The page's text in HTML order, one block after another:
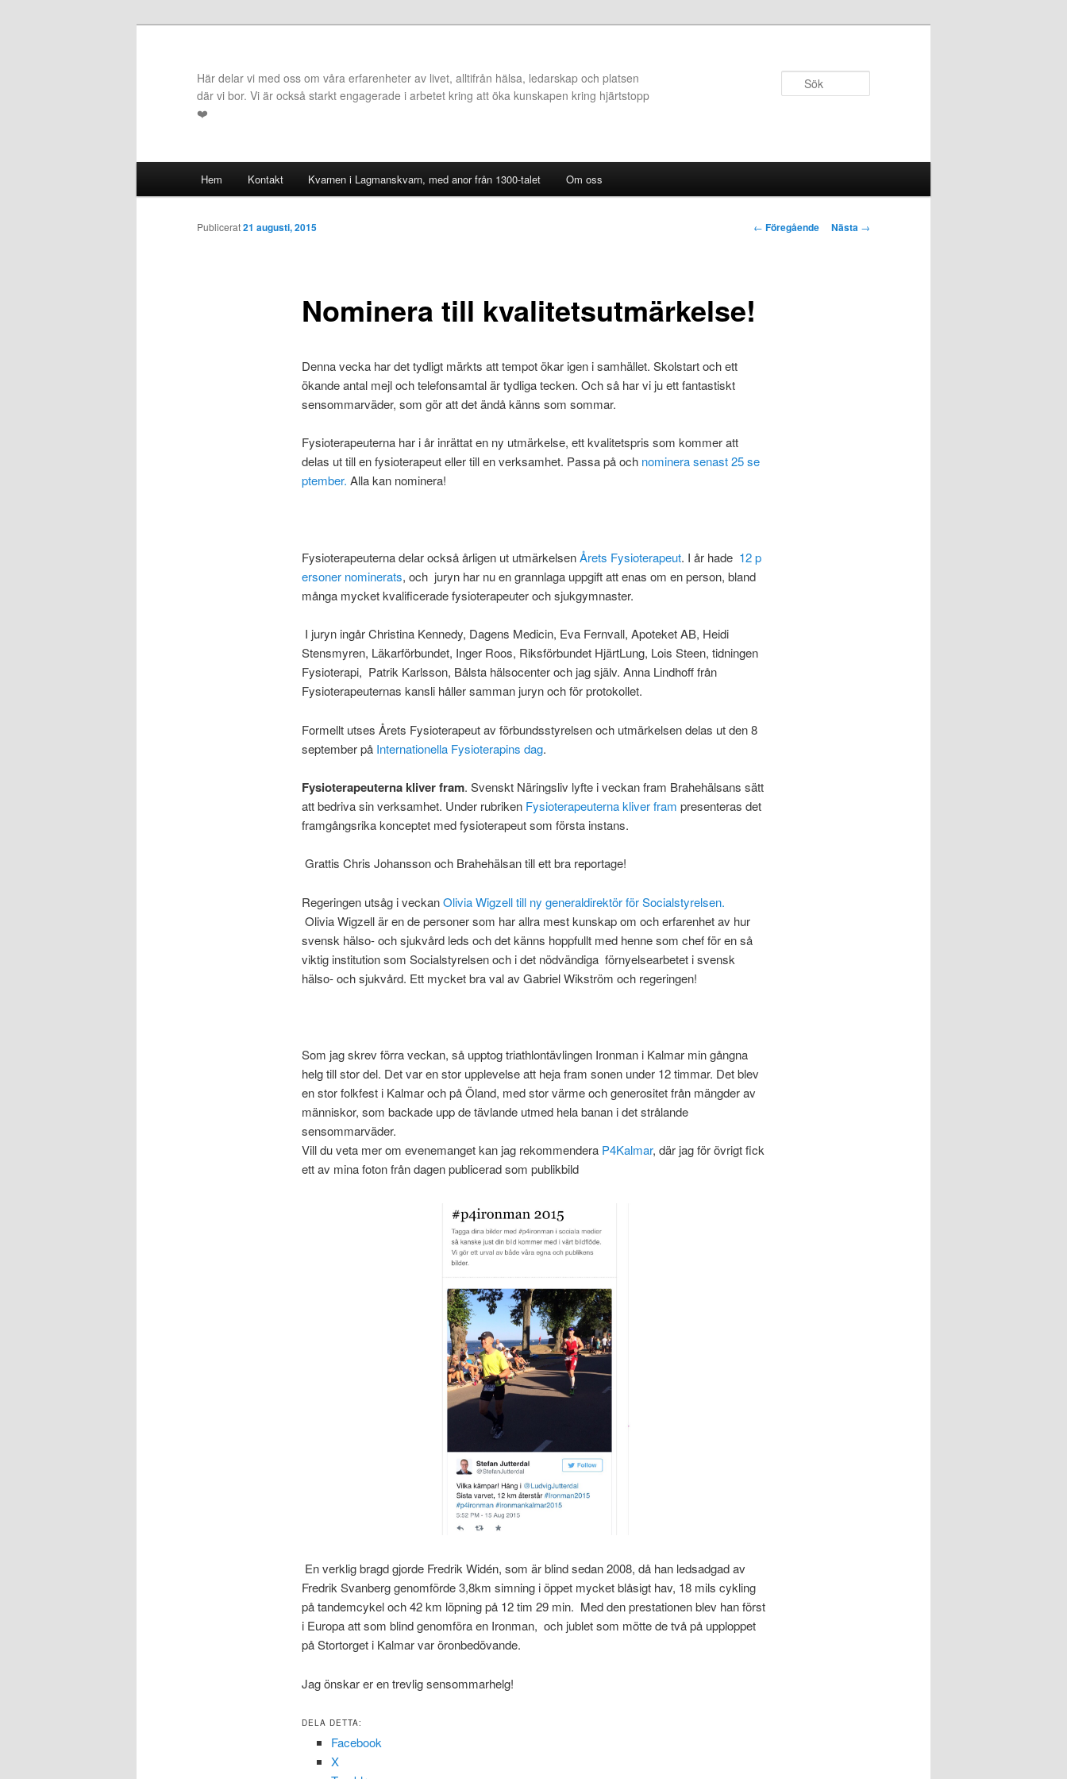
Här delar vi med oss om våra erfarenheter av livet, alltifrån hälsa, ledarskap och platsen
där vi bor. Vi är också starkt engagerade i arbetet kring att öka kunskapen kring hjärtstopp
❤️
Hem Kontakt Kvarnen i Lagmanskvarn, med anor från 1300-talet Om oss
Inläggsnavigering
← Föregående Nästa →
Nominera till kvalitetsutmärkelse!
Publicerat21 augusti, 2015
Denna vecka har det tydligt märkts att tempot ökar igen i samhället. Skolstart och ett
ökande antal mejl och telefonsamtal är tydliga tecken. Och så har vi ju ett fantastiskt
sensommarväder, som gör att det ändå känns som sommar.
Fysioterapeuterna har i år inrättat en ny utmärkelse, ett kvalitetspris som kommer att
delas ut till en fysioterapeut eller till en verksamhet. Passa på och nominera senast 25 se
ptember. Alla kan nominera!
Fysioterapeuterna delar också årligen ut utmärkelsenÅrets Fysioterapeut. I år hade 12 p
ersoner nominerats, och juryn har nu en grannlaga uppgift att enas om en person, bland
många mycket kvalificerade fysioterapeuter och sjukgymnaster.
I juryn ingår Christina Kennedy, Dagens Medicin, Eva Fernvall, Apoteket AB, Heidi
Stensmyren, Läkarförbundet, Inger Roos, Riksförbundet HjärtLung, Lois Steen, tidningen
Fysioterapi, Patrik Karlsson, Bålsta hälsocenter och jag själv. Anna Lindhoff från
Fysioterapeuternas kansli håller samman juryn och för protokollet.
Formellt utses Årets Fysioterapeut av förbundsstyrelsen och utmärkelsen delas ut den 8
september på Internationella Fysioterapins dag.
Fysioterapeuterna kliver fram. Svenskt Näringsliv lyfte i veckan fram Brahehälsans sätt
att bedriva sin verksamhet. Under rubriken Fysioterapeuterna kliver fram presenteras det
framgångsrika konceptet med fysioterapeut som första instans.
Grattis Chris Johansson och Brahehälsan till ett bra reportage!
Regeringen utsåg i veckanOlivia Wigzell till ny generaldirektör för Socialstyrelsen.
Olivia Wigzell är en de personer som har allra mest kunskap om och erfarenhet av hur
svensk hälso- och sjukvård leds och det känns hoppfullt med henne som chef för en så
viktig institution som Socialstyrelsen och i det nödvändiga förnyelsearbetet i svensk
hälso- och sjukvård. Ett mycket bra val av Gabriel Wikström och regeringen!
Som jag skrev förra veckan, så upptog triathlontävlingen Ironman i Kalmar min gångna
helg till stor del. Det var en stor upplevelse att heja fram sonen under 12 timmar. Det blev
en stor folkfest i Kalmar och på Öland, med stor värme och generositet från mängder av
människor, som backade upp de tävlande utmed hela banan i det strålande
sensommarväder.
Vill du veta mer om evenemanget kan jag rekommendera P4Kalmar, där jag för övrigt fick
ett av mina foton från dagen publicerad som publikbild
En verklig bragd gjorde Fredrik Widén, som är blind sedan 2008, då han ledsadgad av
Fredrik Svanberg genomförde 3,8km simning i öppet mycket blåsigt hav, 18 mils cykling
på tandemcykel och 42 km löpning på 12 tim 29 min. Med den prestationen blev han först
i Europa att som blind genomföra en Ironman, och jublet som mötte de två på upploppet
på Stortorget i Kalmar var öronbedövande.
Jag önskar er en trevlig sensommarhelg!
DELA DETTA:
Facebook
X